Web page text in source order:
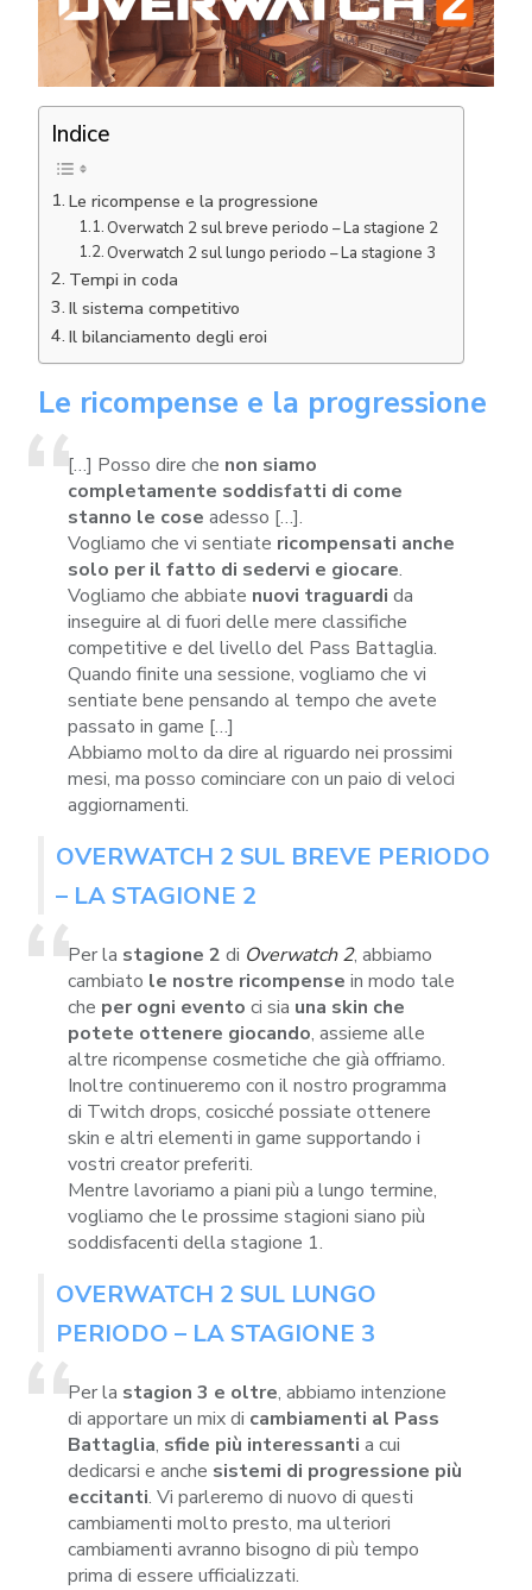
Indice
Le ricompense e la progressione
Overwatch 2 sul breve periodo – La stagione 2
Overwatch 2 sul lungo periodo – La stagione 3
Tempi in coda
Il sistema competitivo
Il bilanciamento degli eroi
Le ricompense e la progressione
[…] Posso dire che non siamo
completamente soddisfatti di come
stanno le cose adesso […].
Vogliamo che vi sentiate ricompensati anche
solo per il fatto di sedervi e giocare.
Vogliamo che abbiate nuovi traguardida
inseguire al di fuori delle mere classifiche
competitive e del livello del Pass Battaglia.
Quando finite una sessione, vogliamo che vi
sentiate bene pensando al tempo che avete
passato in game […]
Abbiamo molto da dire al riguardo nei prossimi
mesi, ma posso cominciare con un paio di veloci
aggiornamenti.
OVERWATCH 2 SUL BREVE PERIODO
– LA STAGIONE 2
Per la stagione 2 di Overwatch 2, abbiamo
cambiato le nostre ricompensein modo tale
che per ogni eventoci sia una skin che
potete ottenere giocando, assieme alle
altre ricompense cosmetiche che già offriamo.
Inoltre continueremo con il nostro programma
di Twitch drops, cosicché possiate ottenere
skin e altri elementi in game supportando i
vostri creator preferiti.
Mentre lavoriamo a piani più a lungo termine,
vogliamo che le prossime stagioni siano più
soddisfacenti della stagione 1.
OVERWATCH 2 SUL LUNGO
PERIODO – LA STAGIONE 3
Per la stagion 3 e oltre, abbiamo intenzione
di apportare un mix di cambiamenti al Pass
Battaglia, sfide più interessanti a cui
dedicarsi e anche sistemi di progressione più
eccitanti. Vi parleremo di nuovo di questi
cambiamenti molto presto, ma ulteriori
cambiamenti avranno bisogno di più tempo
prima di essere ufficializzati.